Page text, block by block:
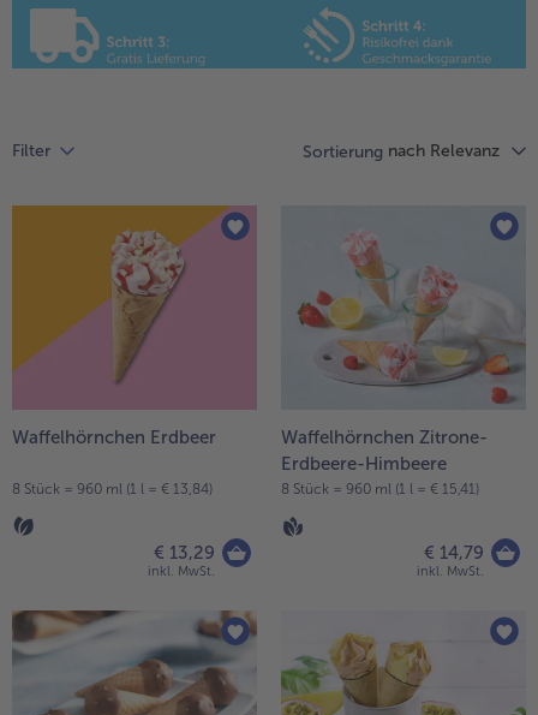
alle Hausmannskost & Suppen
alle Obst
Brot & Gebäck
Wein & Spirituosen
alle Wein & Spirituosen
Küchenhelfer
alle Küchenhelfer
Filter Sortierung nach Relevanz
Waffelhörnchen Erdbeer
8 Stück = 960 ml (1 l = € 13,84)
€ 13,29
inkl. MwSt.
Waffelhörnchen Zitrone-
Erdbeere-Himbeere
8 Stück = 960 ml (1 l = € 15,41)
€ 14,79
inkl. MwSt.